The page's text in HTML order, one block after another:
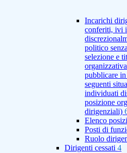
Incarichi
conferiti, ivi
politico
selezione e
pubblicare
seguenti
individuati
posizione
dirigenziali)
Elenco
Posti di
Ruolo
Dirigenti cessati 4